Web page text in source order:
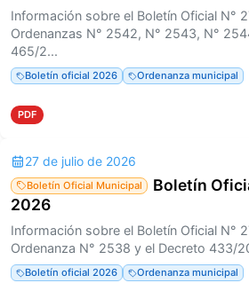
Información sobre el Boletín Oficial N°
Ordenanzas N° 2542, N° 2543, N°
465/2...
Boletín oficial 2026 Ordenanza municipal
PDF
27 de julio de 2026
Boletín Oficial Municipal
Boletín
2026
Información sobre el Boletín Oficial N°
Ordenanza N° 2538 y el Decreto 433/
Boletín oficial 2026 Ordenanza municipal